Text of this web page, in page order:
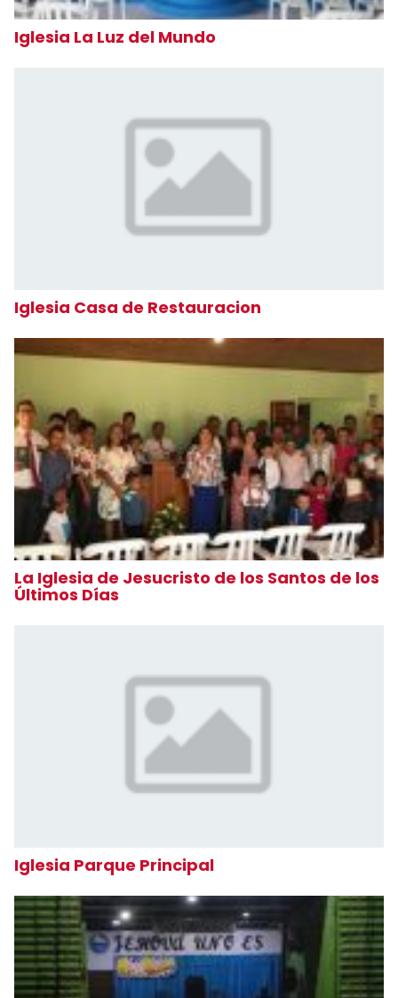
Iglesia La Luz del Mundo
Iglesia Casa de Restauracion
La Iglesia de Jesucristo de los Santos de los
Últimos Días
Iglesia Parque Principal